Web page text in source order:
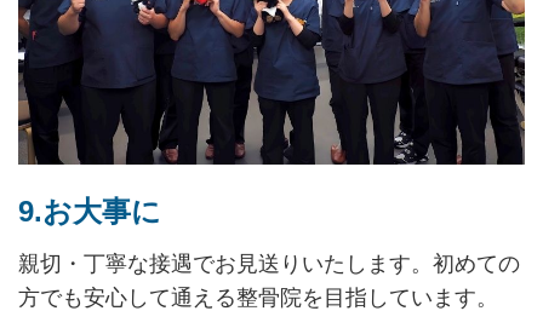
9.お大事に
親切・丁寧な接遇でお見送りいたします。初めての
方でも安心して通える整骨院を目指しています。